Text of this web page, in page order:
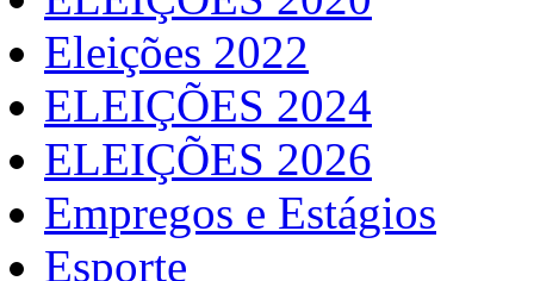
Eleições 2022
ELEIÇÕES 2024
ELEIÇÕES 2026
Empregos e Estágios
Esporte